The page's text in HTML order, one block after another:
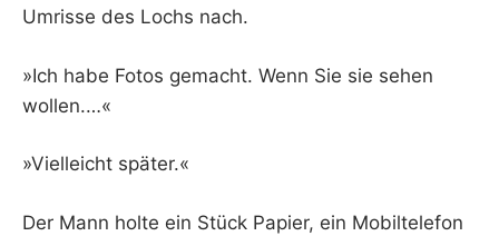
Umrisse des Lochs nach.
»Ich habe Fotos gemacht. Wenn Sie sie sehen
wollen.…«
»Vielleicht später.«
Der Mann holte ein Stück Papier, ein Mobiltelefon